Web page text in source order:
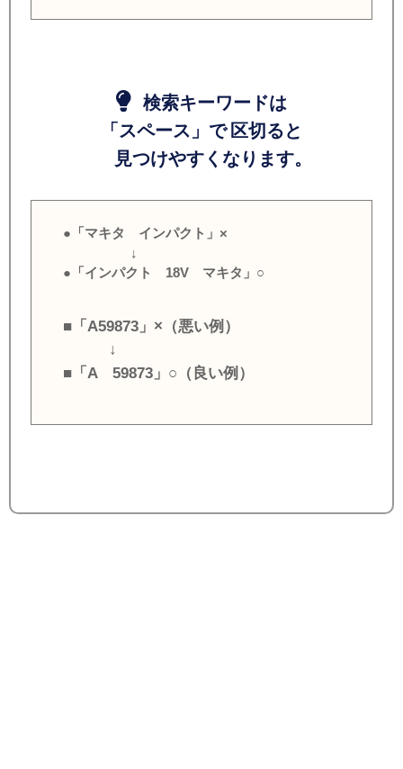
検索キーワードは
「スペース」で 区切ると
見つけやすくなります。
●「マキタ インパクト」×
↓
●「インパクト 18V マキタ」○
■「A59873」×（悪い例）
↓
■「A 59873」○（良い例）